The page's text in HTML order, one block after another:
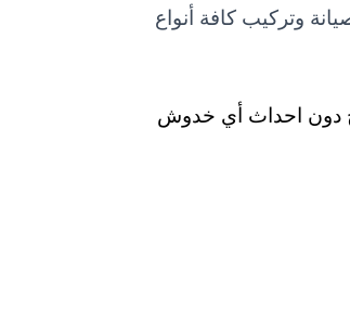
وتركيب كافة أنواع
دون احداث أي خدوش